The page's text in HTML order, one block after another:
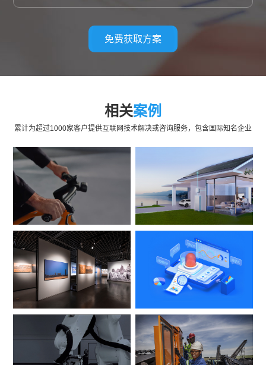
免费获取方案
相关案例
累计为超过1000家客户提供互联网技术解决或咨询服务，包含国际知名企业